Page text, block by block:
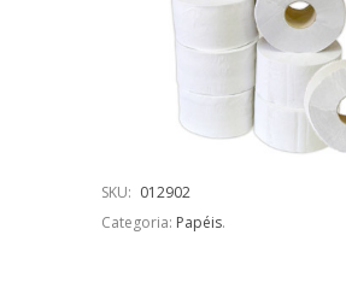
SKU: 012902
Categoria: Papéis.